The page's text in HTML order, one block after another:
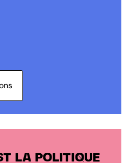
LA POLITIQUE